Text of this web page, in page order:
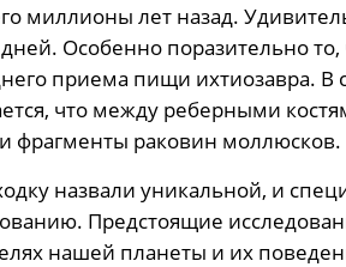
миллионы лет назад.
Особенно поразительно
приема пищи ихтиозавра. В
что между реберными
фрагменты раковин моллюсков.
назвали уникальной, и
Предстоящие
нашей планеты и их